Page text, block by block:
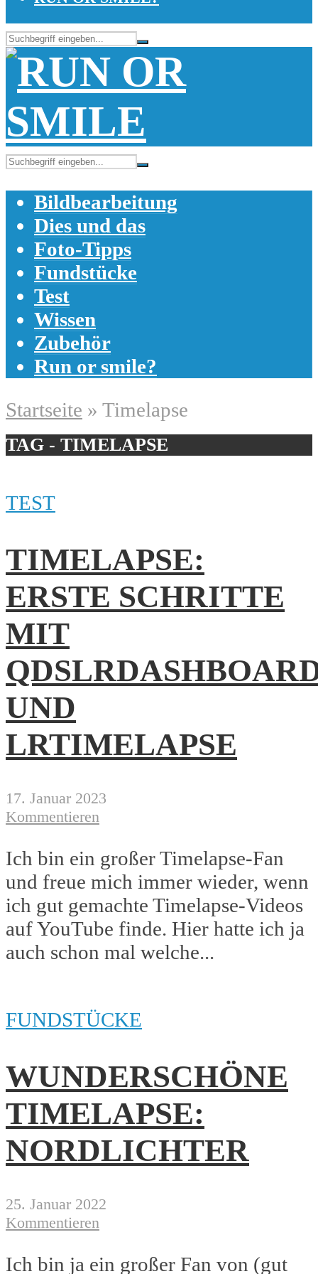
Bildbearbeitung
Dies und das
Foto-Tipps
Fundstücke
Test
Wissen
Zubehör
Run or smile?
Startseite » Timelapse
TAG - TIMELAPSE
TEST
TIMELAPSE:
ERSTE SCHRITTE
MIT
UND
LRTIMELAPSE
17. Januar 2023
Kommentieren
Ich bin ein großer Timelapse-Fan
und freue mich immer wieder, wenn
ich gut gemachte Timelapse-Videos
auf YouTube finde. Hier hatte ich ja
auch schon mal welche...
FUNDSTÜCKE
WUNDERSCHÖNE
TIMELAPSE:
NORDLICHTER
25. Januar 2022
Kommentieren
Ich bin ja ein großer Fan von (gut